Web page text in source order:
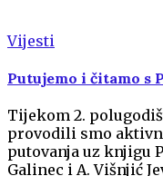
Vijesti
Putujemo i čitamo s
Tijekom 2.
provodili smo
putovanja uz knjigu
Galinec i A. Višnjić